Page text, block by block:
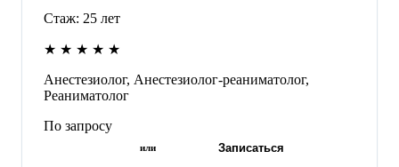
Стаж: 25 лет
★ ★ ★ ★ ★
Анестезиолог, Анестезиолог-реаниматолог,
Реаниматолог
По запросу
или Записаться